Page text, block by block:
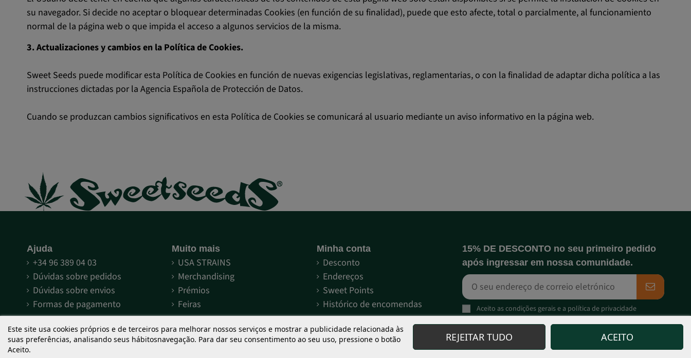
su navegador. Si decide no aceptar o bloquear determinadas Cookies (en función de su finalidad), puede que esto afecte, total o parcialmente, al funcionamiento
normal de la página web o que impida el acceso a algunos servicios de la misma.
3. Actualizaciones y cambios en la Política de Cookies.
Sweet Seeds puede modificar esta Política de Cookies en función de nuevas exigencias legislativas, reglamentarias, o con la finalidad de adaptar dicha política a las
instrucciones dictadas por la Agencia Española de Protección de Datos.
Cuando se produzcan cambios significativos en esta Política de Cookies se comunicará al usuario mediante un aviso informativo en la página web.
Ajuda
+34 96 389 04 03
Dúvidas sobre pedidos
Dúvidas sobre envios
Formas de pagamento
Muito mais
USA STRAINS
Merchandising
Prémios
Feiras
Minha conta
Desconto
Endereços
Sweet Points
Histórico de encomendas
Termos e condições
Aviso legal
Descobre a Sweet Seeds®
Compromisso Sweet Seeds®
Distribuidores e grows
Meus pedidos
Este site usa cookies próprios e de terceiros para melhorar nossos serviços e mostrar a publicidade relacionada às
suas preferências, analisando seus hábitosnavegação. Para dar seu consentimento ao seu uso, pressione o botão
Aceito.
REJEITAR TUDO ACEITO
15% DE DESCONTO no seu primeiro pedido
após ingressar em nossa comunidade.
Aceito ascondições geraise a política de privacidade
subscritores sobre novos produtos e serviços. Fundamento jurídico: consentimento inequívoco ao
contactar-nos e facultar-nos os seus dados para este efeito, podendo ser o interesse legítimo
para a gestão da relação contratual. Nenhuma transferência de dados para terceiros e mantidos
Informações completas sobre a proteção de dados:política de privacidade